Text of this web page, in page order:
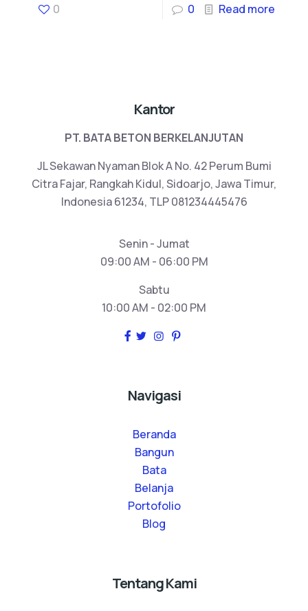
0 0 Read more
Kantor
PT. BATA BETON BERKELANJUTAN
JL Sekawan Nyaman Blok A No. 42 Perum Bumi
Citra Fajar, Rangkah Kidul, Sidoarjo, Jawa Timur,
Indonesia 61234, TLP 081234445476
Senin - Jumat
09:00 AM - 06:00 PM
Sabtu
10:00 AM - 02:00 PM
Navigasi
Beranda
Bangun
Bata
Belanja
Portofolio
Blog
Tentang Kami